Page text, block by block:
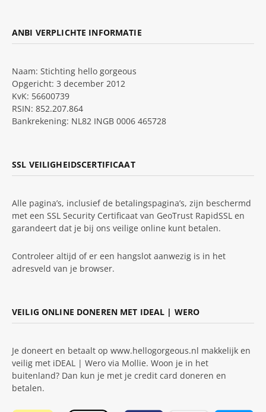
ANBI VERPLICHTE INFORMATIE
Naam: Stichting hello gorgeous
Opgericht: 3 december 2012
KvK: 56600739
RSIN: 852.207.864
Bankrekening: NL82 INGB 0006 465728
SSL VEILIGHEIDSCERTIFICAAT
Alle pagina’s, inclusief de betalingspagina’s, zijn beschermd
met een SSL Security Certificaat van GeoTrust RapidSSL en
garandeert dat je bij ons veilige online kunt betalen.
Controleer altijd of er een hangslot aanwezig is in het
adresveld van je browser.
VEILIG ONLINE DONEREN MET IDEAL | WERO
Je doneert en betaalt op www.hellogorgeous.nl makkelijk en
veilig met iDEAL | Wero via Mollie. Woon je in het
buitenland? Dan kun je met je credit card doneren en
betalen.